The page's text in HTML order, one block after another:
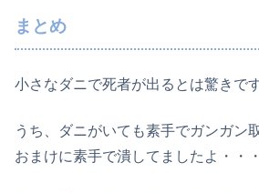
まとめ
小さなダニで死者が出るとは驚きで
うち、ダニがいても素手でガンガン
おまけに素手で潰してましたよ・・・